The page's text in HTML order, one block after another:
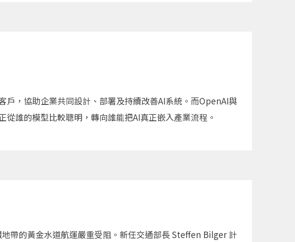
戶，協助企業共同設計、部署及持續改善AI系統。而OpenAI與
誰的模型比較聰明，轉向誰能把AI真正嵌入產業流程。
帶的黃金水道航運嚴重受阻。新任交通部長 Steffen Bilger 計